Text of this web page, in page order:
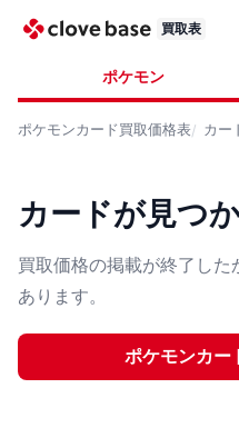
買取表
ポケモン
ポケモンカード買取価格表 カー
カードが見つ
買取価格の掲載が終了し
あります。
ポケモンカー